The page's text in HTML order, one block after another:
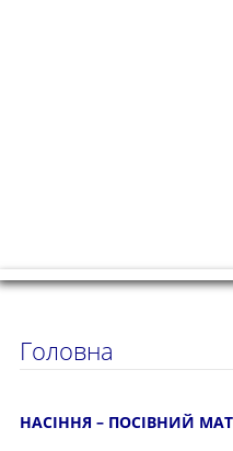
Головна
НАСІННЯ – ПОСІВНИЙ